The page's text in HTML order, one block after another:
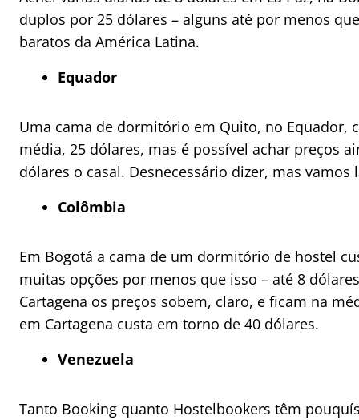
duplos por 25 dólares – alguns até por menos
baratos da América Latina.
Equador
Uma cama de dormitório em Quito, no Equador,
média, 25 dólares, mas é possível achar preços
dólares o casal. Desnecessário dizer, mas
Colômbia
Em Bogotá a cama de um dormitório de hostel
muitas opções por menos que isso – até 8
Cartagena os preços sobem, claro, e ficam na
em Cartagena custa em torno de 40 dólares.
Venezuela
Tanto Booking quanto Hostelbookers têm